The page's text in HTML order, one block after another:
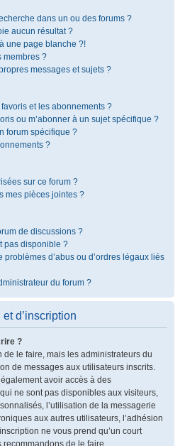
dans un ou des forums ?
aucun résultat ?
une page blanche ?!
membres ?
messages et sujets ?
et les abonnements ?
ou m’abonner à un sujet spécifique ?
forum spécifique ?
?
sur ce forum ?
mes pièces jointes ?
de discussions ?
pas disponible ?
d’abus ou d’ordres légaux liés
du forum ?
d’inscription
?
de le faire, mais les administrateurs du
de messages aux utilisateurs inscrits.
avoir accès à des
ne sont pas disponibles aux visiteurs,
l’utilisation de la messagerie
aux autres utilisateurs, l’adhésion
ne vous prend qu’un court
recommandons de le faire.